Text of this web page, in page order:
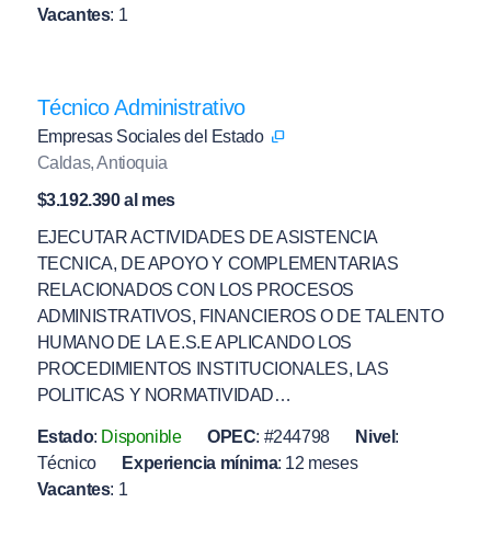
Vacantes: 1
Técnico Administrativo
Empresas Sociales del Estado
Caldas, Antioquia
$3.192.390 al mes
EJECUTAR ACTIVIDADES DE ASISTENCIA
TECNICA, DE APOYO Y COMPLEMENTARIAS
RELACIONADOS CON LOS PROCESOS
ADMINISTRATIVOS, FINANCIEROS O DE TALENTO
HUMANO DE LA E.S.E APLICANDO LOS
PROCEDIMIENTOS INSTITUCIONALES, LAS
POLITICAS Y NORMATIVIDAD…
Estado: Disponible OPEC: #244798 Nivel :
Técnico
Experiencia mínima: 12 meses
Vacantes: 1